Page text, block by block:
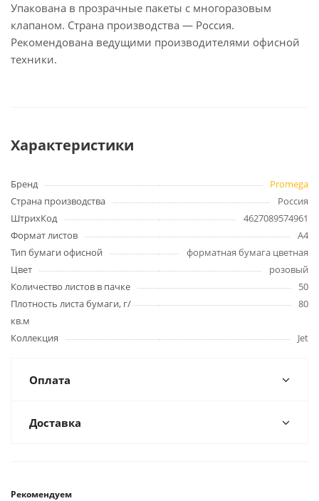
Упакована в прозрачные пакеты с многоразовым
клапаном. Страна производства — Россия.
Рекомендована ведущими производителями офисной
техники.
Характеристики
Бренд
Promega
Страна производства
Россия
ШтрихКод
4627089574961
Формат листов
А4
Тип бумаги офисной
форматная бумага цветная
Цвет
розовый
Количество листов в пачке
50
Плотность листа бумаги, г/
кв.м
80
Коллекция Jet
Оплата
Доставка
Рекомендуем